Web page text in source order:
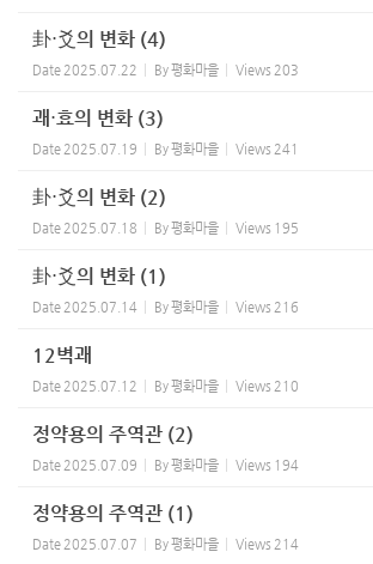
卦⋅爻의 변화 (4)
Date 2025.07.22 By평화마을 Views 203
괘⋅효의 변화 (3)
Date 2025.07.19 By평화마을 Views 241
卦⋅爻의 변화 (2)
Date 2025.07.18 By평화마을 Views 195
卦⋅爻의 변화 (1)
Date 2025.07.14 By평화마을 Views 216
12벽괘
Date 2025.07.12 By평화마을 Views 210
정약용의 주역관 (2)
Date 2025.07.09 By평화마을 Views 194
정약용의 주역관 (1)
Date 2025.07.07 By평화마을 Views 214